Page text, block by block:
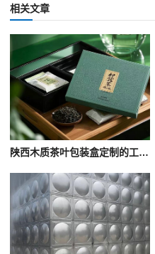
相关文章
陕西木质茶叶包装盒定制的工艺一般有哪些？